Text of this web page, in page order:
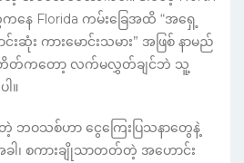
နေ Florida ကမ်းခြေအထိ “အရှေ့
း ကားမောင်းသမား” အဖြစ် နာမည်
တိတ်ကတော့ လက်မလွှတ်ချင်ဘဲ သူ့
။
ဝသစ်ဟာ ငွေကြေးပြသနာတွေနဲ့
ခါ၊ စကားချိုသာတတ်တဲ့ အဟောင်း